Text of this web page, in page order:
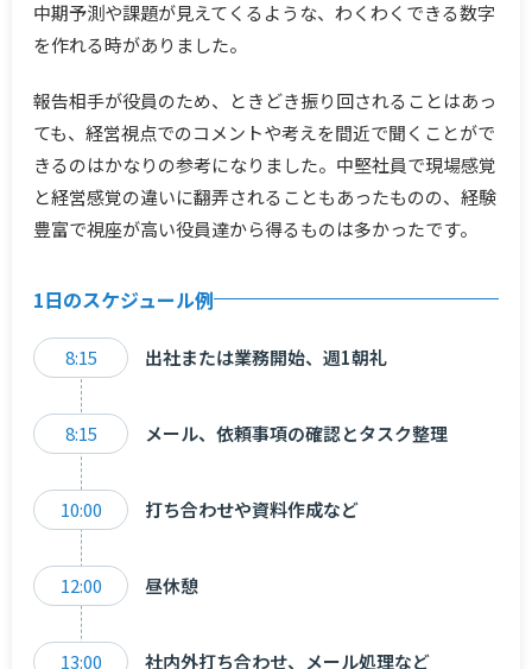
中期予測や課題が見えてくるような、わくわくできる数字
を作れる時がありました。
報告相手が役員のため、ときどき振り回されることはあっ
ても、経営視点でのコメントや考えを間近で聞くことがで
きるのはかなりの参考になりました。中堅社員で現場感覚
と経営感覚の違いに翻弄されることもあったものの、経験
豊富で視座が高い役員達から得るものは多かったです。
1日のスケジュール例
8:15 出社または業務開始、週1朝礼
8:15 メール、依頼事項の確認とタスク整理
10:00 打ち合わせや資料作成など
12:00 昼休憩
13:00 社内外打ち合わせ、メール処理など